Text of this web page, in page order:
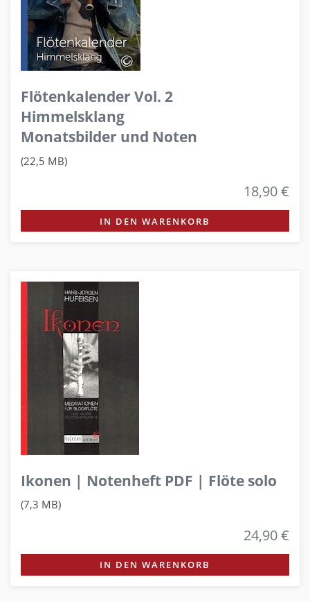
Flötenkalender Vol. 2
Himmelsklang
Monatsbilder und Noten
(22,5 MB)
18,90 €
IN DEN WARENKORB
Ikonen | Notenheft PDF | Flöte solo
(7,3 MB)
24,90 €
IN DEN WARENKORB